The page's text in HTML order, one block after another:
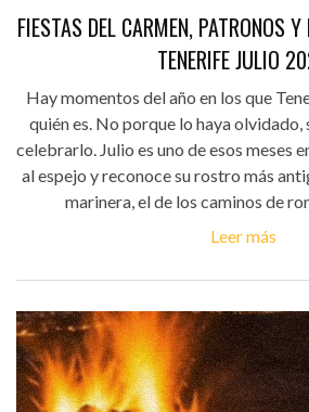
FIESTAS DEL CARMEN, PATRONOS
TENERIFE JULIO
Hay momentos del año en los que
quién es. No porque lo haya
celebrarlo. Julio es uno de esos meses
al espejo y reconoce su rostro más
marinera, el de los caminos de
Leer más